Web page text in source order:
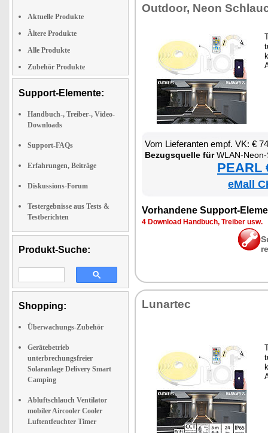
Aktuelle Produkte
Ältere Produkte
Alle Produkte
Zubehör Produkte
Support-Elemente:
Handbuch-, Treiber-, Video-
Downloads
Support-FAQs
Erfahrungen, Beiträge
Diskussions-Forum
Testergebnisse aus Tests &
Testberichten
Produkt-Suche:
Shopping:
Überwachungs-Zubehör
Gerätebetrieb
unterbrechungsfreier
Solaranlage Delivery Smart
Camping
Abluftschlauch Ventilator
mobiler Aircooler Cooler
Luftentfeuchter Timer
Out­door, Ne­on
Vom Lie­fe­ran­ten empf. VK: €
Be­zugs­quel­le fürWLAN-Ne­on-
PEARL
eMall
Vor­han­de­ne Sup­port-
4 Down­load Hand­buch, Trei­ber usw.
Lun­ar­tec